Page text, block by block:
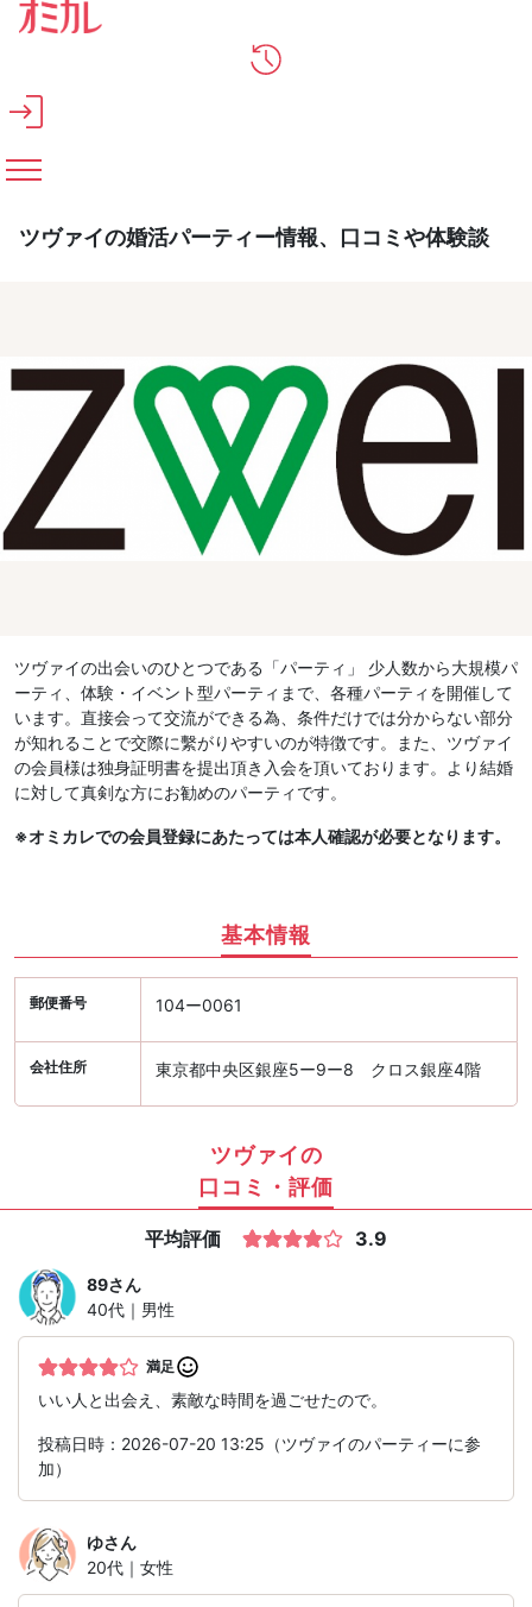
メインコンテンツへスキップ
ツヴァイの婚活パーティー情報、口コミや体験談
ツヴァイの出会いのひとつである「パーティ」 少人数から大規模パ
ーティ、体験・イベント型パーティまで、各種パーティを開催して
います。直接会って交流ができる為、条件だけでは分からない部分
が知れることで交際に繫がりやすいのが特徴です。また、ツヴァイ
の会員様は独身証明書を提出頂き入会を頂いております。より結婚
に対して真剣な方にお勧めのパーティです。
※オミカレでの会員登録にあたっては本人確認が必要となります。
基本情報
郵便番号 104ー0061
会社住所 東京都中央区銀座5ー9ー8 クロス銀座4階
ツヴァイの
口コミ・評価
平均評価 3.9
89さん
40代｜男性
満足
いい人と出会え、素敵な時間を過ごせたので。
投稿日時：2026-07-20 13:25（ツヴァイのパーティーに参
加）
ゆさん
20代｜女性